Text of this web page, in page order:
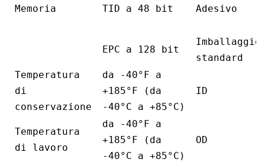
Memoria TID a 48 bit Adesivo
EPC a 128 bit
Imballaggio
standard
Temperatura
di
conservazione
da -40°F a
+185°F (da
-40°C a +85°C)
ID
Temperatura
di lavoro
da -40°F a
+185°F (da
-40°C a +85°C)
OD